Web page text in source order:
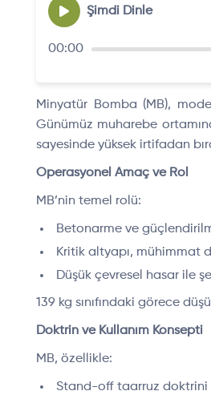
Şimdi Dinle
00:00
Minyatür Bomba (MB),
Günümüz muharebe
sayesinde yüksek irtifadan
Operasyonel Amaç ve Rol
MB’nin temel rolü:
Betonarme ve
Kritik altyapı, mühimmat
Düşük çevresel hasar ile
139 kg sınıfındaki görece
Doktrin ve Kullanım Konsepti
MB, özellikle:
Stand-off taarruz doktrini